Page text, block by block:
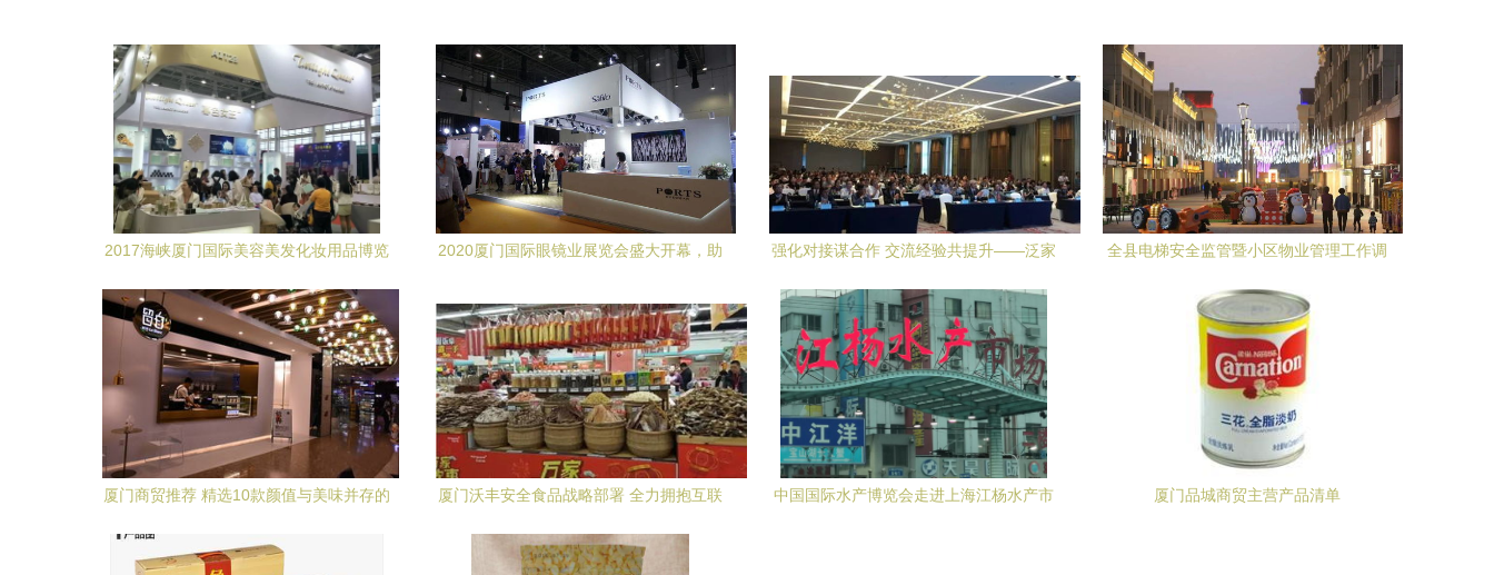
2017海峡厦门国际美容美发化妆用品博览
2020厦门国际眼镜业展览会盛大开幕，助
强化对接谋合作 交流经验共提升——泛家
全县电梯安全监管暨小区物业管理工作调
厦门商贸推荐 精选10款颜值与美味并存的
厦门沃丰安全食品战略部署 全力拥抱互联
中国国际水产博览会走进上海江杨水产市
厦门品城商贸主营产品清单